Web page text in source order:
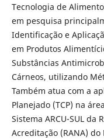
Tecnologia de
em pesquisa
Identificação e
em Produtos
Substâncias
Cárneos, utilizando
Também atua com a
Planejado (TCP) na
Sistema ARCU-SUL da
Acreditação (RANA)